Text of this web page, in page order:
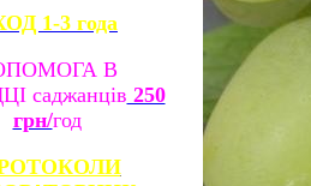
1-3 года
В
саджанців 250
грн/год